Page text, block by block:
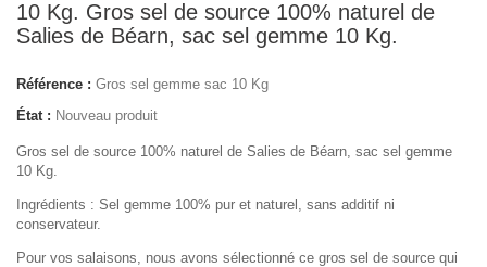
10 Kg. Gros sel de source 100% naturel de
Salies de Béarn, sac sel gemme 10 Kg.
Référence : Gros sel gemme sac 10 Kg
État : Nouveau produit
Gros sel de source 100% naturel de Salies de Béarn, sac sel gemme
10 Kg.
Ingrédients : Sel gemme 100% pur et naturel, sans additif ni
conservateur.
Pour vos salaisons, nous avons sélectionné ce gros sel de source qui